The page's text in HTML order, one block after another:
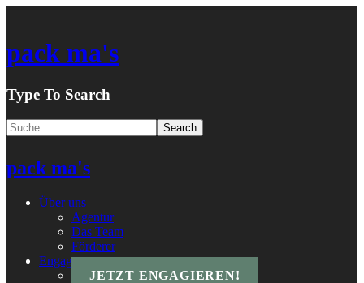
pack ma's
Type To Search
pack ma's
Über uns
Agentur
Das Team
Förderer
Engagements
JETZT ENGAGIEREN!